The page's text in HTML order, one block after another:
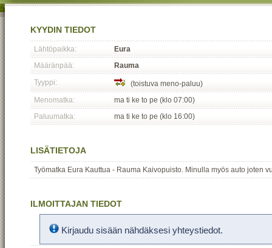
KYYDIN TIEDOT
Lähtöpaikka:
Eura
Määränpää:
Rauma
Tyyppi:
(toistuva meno-paluu)
Menomatka:
ma ti ke to pe (klo 07:00)
Paluumatka:
ma ti ke to pe (klo 16:00)
LISÄTIETOJA
Työmatka Eura Kauttua - Rauma Kaivopuisto. Minulla myös auto joten
ILMOITTAJAN TIEDOT
Kirjaudu sisään nähdäksesi yhteystiedot.